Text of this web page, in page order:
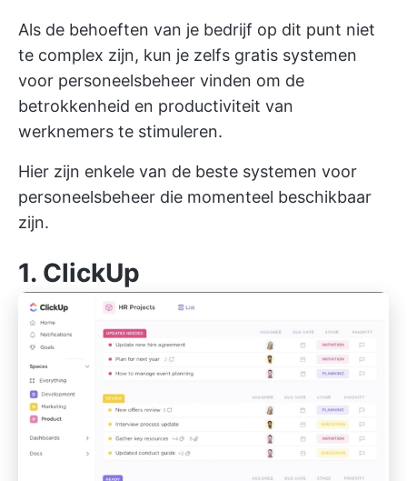
Als de behoeften van je bedrijf op dit punt niet
te complex zijn, kun je zelfs gratis systemen
voor personeelsbeheer vinden om de
betrokkenheid en productiviteit van
werknemers te stimuleren.
Hier zijn enkele van de beste systemen voor
personeelsbeheer die momenteel beschikbaar
zijn.
1. ClickUp